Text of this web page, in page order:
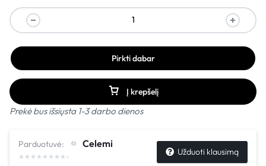
Į krepšelį
Pirkti dabar
Prekė bus išsiųsta 1-3 darbo dienos
Parduotuvė: Celemi
Užduoti klausimą